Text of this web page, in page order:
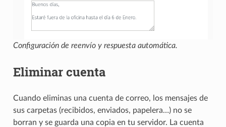
Configuración de reenvío y respuesta automática.
Eliminar cuenta
Cuando eliminas una cuenta de correo, los mensajes de
sus carpetas (recibidos, enviados, papelera…) no se
borran y se guarda una copia en tu servidor. La cuenta